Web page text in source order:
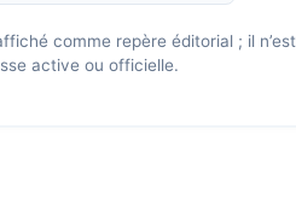
comme repère éditorial ; il n’est
active ou officielle.